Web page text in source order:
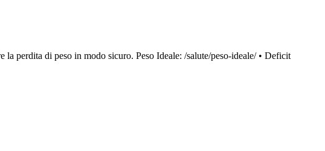
perdita di peso in modo sicuro. Peso Ideale: /salute/peso-ideale/ • Deficit